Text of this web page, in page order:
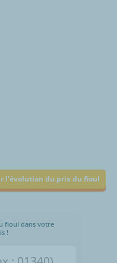
l'évolution du prix du fioul
fioul dans votre
!